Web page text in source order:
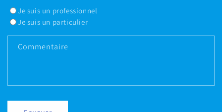
Je suis un professionnel
Je suis un particulier
Commentaire